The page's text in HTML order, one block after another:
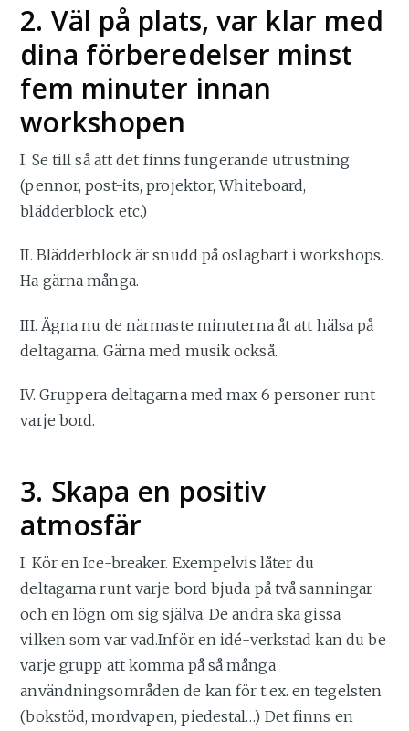
2. Väl på plats, var klar med
dina förberedelser minst
fem minuter innan
workshopen
I. Se till så att det finns fungerande utrustning
(pennor, post-its, projektor, Whiteboard,
blädderblock etc.)
II. Blädderblock är snudd på oslagbart i workshops.
Ha gärna många.
III. Ägna nu de närmaste minuterna åt att hälsa på
deltagarna. Gärna med musik också.
IV. Gruppera deltagarna med max 6 personer runt
varje bord.
3. Skapa en positiv
atmosfär
I. Kör en Ice-breaker. Exempelvis låter du
deltagarna runt varje bord bjuda på två sanningar
och en lögn om sig själva. De andra ska gissa
vilken som var vad.Inför en idé-verkstad kan du be
varje grupp att komma på så många
användningsområden de kan för t.ex. en tegelsten
(bokstöd, mordvapen, piedestal…) Det finns en